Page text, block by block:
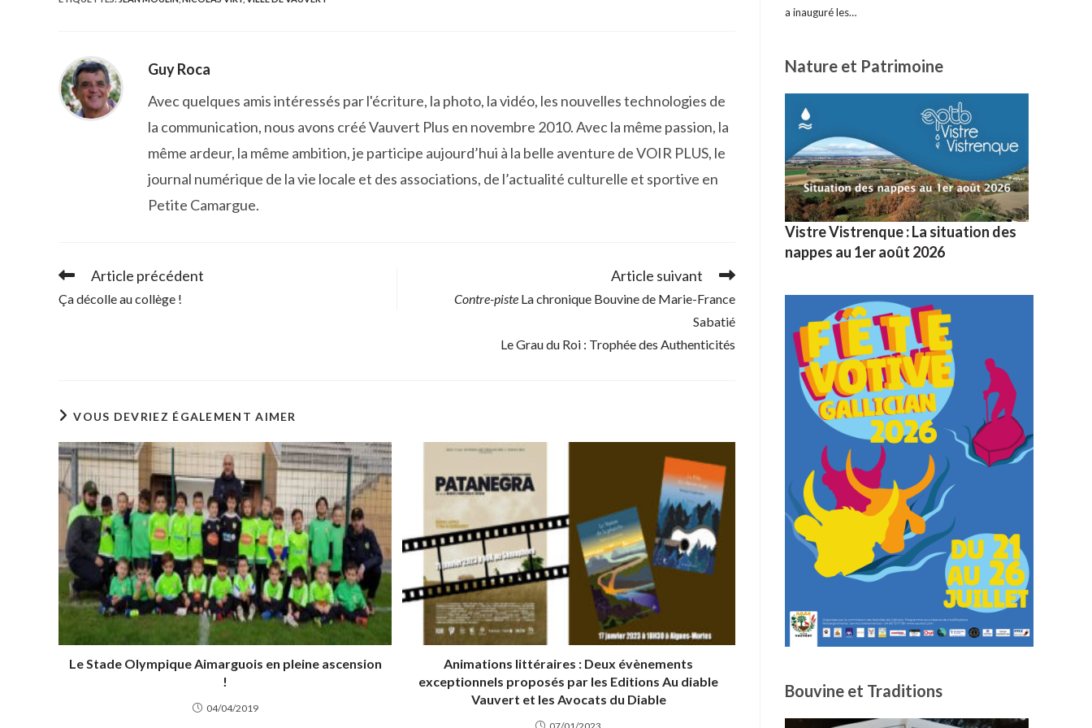
Guy Roca
Avec quelques amis intéressés par l'écriture, la photo, la vidéo, les nouvelles technologies de
la communication, nous avons créé Vauvert Plus en novembre 2010. Avec la même passion, la
même ardeur, la même ambition, je participe aujourd’hui à la belle aventure de VOIR PLUS, le
journal numérique de la vie locale et des associations, de l’actualité culturelle et sportive en
Petite Camargue.
Read
articles
Article précédent
Ça décolle au collège !
Article suivant
Contre-piste La chronique Bouvine de Marie-France
Sabatié
Le Grau du Roi : Trophée des Authenticités
VOUS DEVRIEZ ÉGALEMENT AIMER
Le Stade Olympique Aimarguois en pleine ascension
!
04/04/2019
Animations littéraires : Deux évènements
exceptionnels proposés par les Editions Au diable
Vauvert et les Avocats du Diable
a inauguré les…
Nature et Patrimoine
Vistre Vistrenque : La situation des
nappes au 1er août 2026
Bouvine et Traditions